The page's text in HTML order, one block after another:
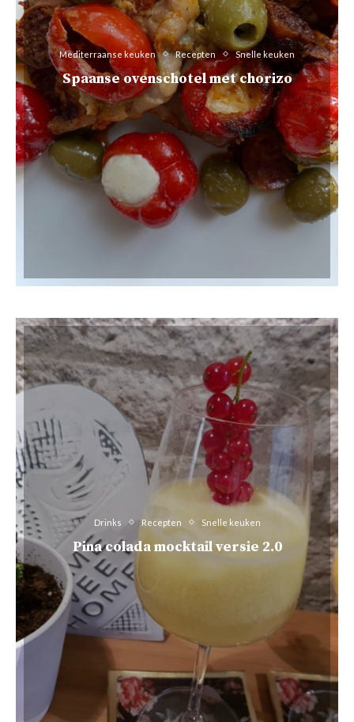
Mediterraanse keuken Recepten Snelle keuken
Spaanse ovenschotel met chorizo
Drinks Recepten Snelle keuken
Pina colada mocktail versie 2.0